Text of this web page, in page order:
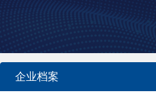
企业档案